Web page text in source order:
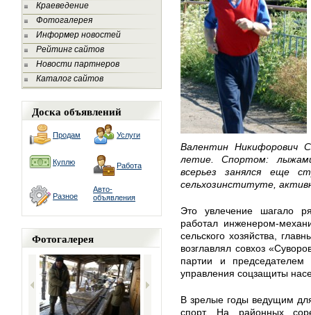
Краеведение
Фотогалерея
Информер новостей
Рейтинг сайтов
Новости партнеров
Каталог сайтов
Доска объявлений
Продам Услуги
Куплю Работа
Разное
Авто-
объявления
Фотогалерея
Валентин Никифорович
летие. Спортом:
всерьез занялся еще
сельхозинституте,
Это увлечение шагало
работал инженером-
сельского хозяйства,
возглавлял совхоз
партии и
управления соцзащиты
В зрелые годы ведущим
спорт. На районных